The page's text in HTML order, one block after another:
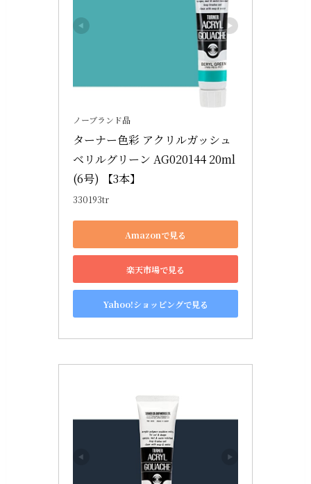
ノーブランド品
ターナー色彩 アクリルガッシュ
ベリルグリーン AG020144 20ml
(6号) 【3本】
330193tr
Amazonで見る
楽天市場で見る
Yahoo!ショッピングで見る